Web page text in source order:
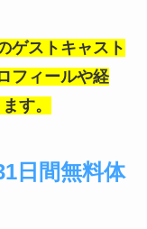
ゲストキャスト
フィールや経
す。
日間無料体